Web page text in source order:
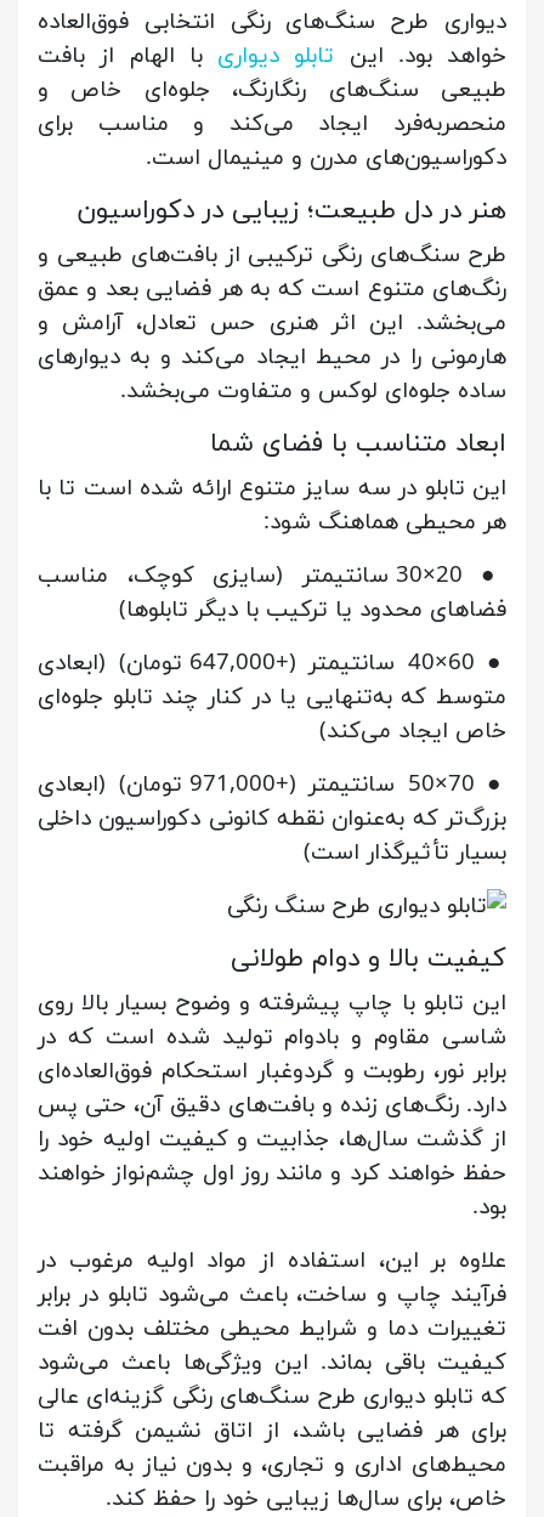
دیواری طرح سنگ‌های رنگی انتخابی فوق‌العاده
خواهد بود. این تابلو دیواری با الهام از بافت
طبیعی سنگ‌های رنگارنگ، جلوه‌ای خاص و
منحصر‌به‌فرد ایجاد می‌کند و مناسب برای
دکوراسیون‌های مدرن و مینیمال است.
هنر در دل طبیعت؛ زیبایی در دکوراسیون
طرح سنگ‌های رنگی ترکیبی از بافت‌های طبیعی و
رنگ‌های متنوع است که به هر فضایی بعد و عمق
می‌بخشد. این اثر هنری حس تعادل، آرامش و
هارمونی را در محیط ایجاد می‌کند و به دیوارهای
ساده جلوه‌ای لوکس و متفاوت می‌بخشد.
ابعاد متناسب با فضای شما
این تابلو در سه سایز متنوع ارائه شده است تا با
هر محیطی هماهنگ شود:
● 20×30 سانتیمتر (سایزی کوچک، مناسب
فضاهای محدود یا ترکیب با دیگر تابلوها)
● 60×40 سانتیمتر (+647,000 تومان) (ابعادی
متوسط که به‌تنهایی یا در کنار چند تابلو جلوه‌ای
خاص ایجاد می‌کند)
● 70×50 سانتیمتر (+971,000 تومان) (ابعادی
بزرگ‌تر که به‌عنوان نقطه کانونی دکوراسیون داخلی
بسیار تأثیرگذار است)
کیفیت بالا و دوام طولانی
این تابلو با چاپ پیشرفته و وضوح بسیار بالا روی
شاسی مقاوم و بادوام تولید شده است که در
برابر نور، رطوبت و گردوغبار استحکام فوق‌العاده‌ای
دارد. رنگ‌های زنده و بافت‌های دقیق آن، حتی پس
از گذشت سال‌ها، جذابیت و کیفیت اولیه خود را
حفظ خواهند کرد و مانند روز اول چشم‌نواز خواهند
بود.
علاوه بر این، استفاده از مواد اولیه مرغوب در
فرآیند چاپ و ساخت، باعث می‌شود تابلو در برابر
تغییرات دما و شرایط محیطی مختلف بدون افت
کیفیت باقی بماند. این ویژگی‌ها باعث می‌شود
که تابلو دیواری طرح سنگ‌های رنگی گزینه‌ای عالی
برای هر فضایی باشد، از اتاق نشیمن گرفته تا
محیط‌های اداری و تجاری، و بدون نیاز به مراقبت
خاص، برای سال‌ها زیبایی خود را حفظ کند.